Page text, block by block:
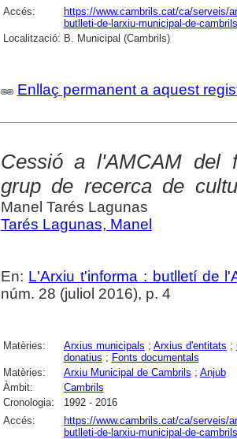
Accés:
https://www.cambrils.cat/ca/serveis/
butlleti-de-larxiu-municipal-de-
Localització: B. Municipal (Cambrils)
Enllaç permanent a aquest
Cessió a l'AMCAM del
grup de recerca de
Manel Tarés Lagunas
Tarés Lagunas, Manel
En: L'Arxiu t'informa : butlletí de
núm. 28 (juliol 2016), p. 4
Matèries: Arxius municipals ; Arxius d'entitats ;
donatius ; Fonts documentals
Matèries:
Arxiu Municipal de Cambrils ; Anjub
Àmbit:
Cambrils
Cronologia:
1992 - 2016
Accés:
https://www.cambrils.cat/ca/serveis/
butlleti-de-larxiu-municipal-de-